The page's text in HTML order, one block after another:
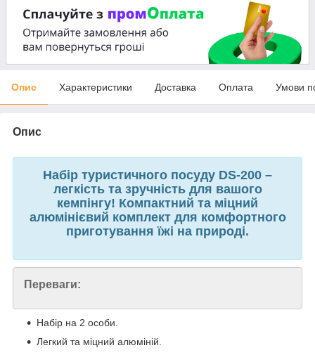
Опис Характеристики Доставка Оплата Умови
Опис
Набір туристичного посуду DS-200 –
легкість та зручність для вашого
кемпінгу! Компактний та міцний
алюмінієвий комплект для комфортного
приготування їжі на природі.
Переваги:
Набір на 2 особи.
Легкий та міцний алюміній.